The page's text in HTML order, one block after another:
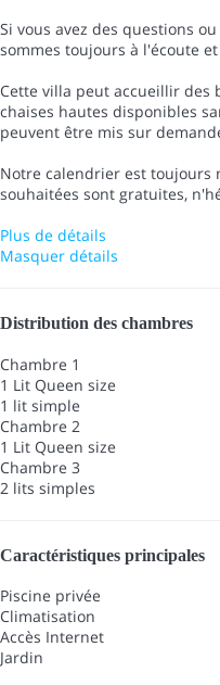
Si vous avez des questions
sommes toujours à l'écoute
Cette villa peut accueillir des
chaises hautes disponibles
peuvent être mis sur
Notre calendrier est toujours
souhaitées sont gratuites,
Plus de détails
Masquer détails
Distribution des chambres
Chambre 1
1 Lit Queen size
1 lit simple
Chambre 2
1 Lit Queen size
Chambre 3
2 lits simples
Caractéristiques principales
Piscine privée
Climatisation
Accès Internet
Jardin